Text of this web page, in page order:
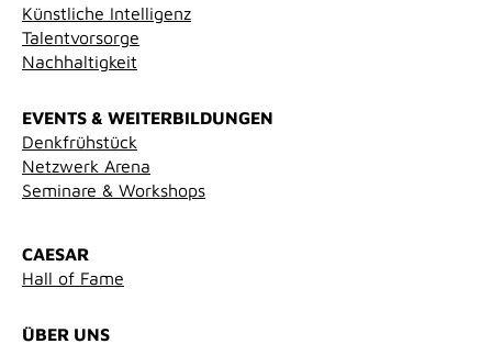
Künstliche Intelligenz
Talentvorsorge
Nachhaltigkeit
EVENTS & WEITERBILDUNGEN
Denkfrühstück
Netzwerk Arena
Seminare & Workshops
CAESAR
Hall of Fame
ÜBER UNS